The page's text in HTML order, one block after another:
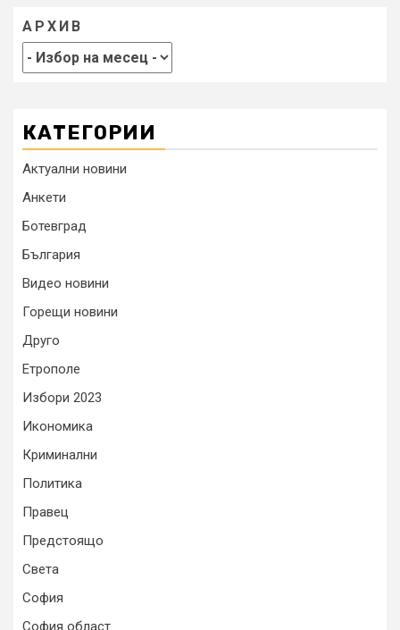
АРХИВ
КАТЕГОРИИ
Актуални новини
Анкети
Ботевград
България
Видео новини
Горещи новини
Друго
Етрополе
Избори 2023
Икономика
Криминални
Политика
Правец
Предстоящо
Света
София
София област